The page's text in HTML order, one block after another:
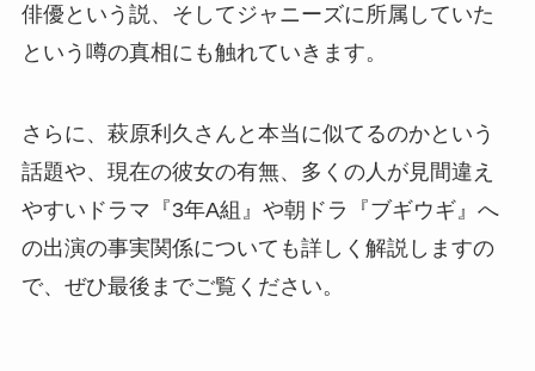
俳優という説、そしてジャニーズに所属していた
という噂の真相にも触れていきます。
さらに、萩原利久さんと本当に似てるのかという
話題や、現在の彼女の有無、多くの人が見間違え
やすいドラマ『3年A組』や朝ドラ『ブギウギ』へ
の出演の事実関係についても詳しく解説しますの
で、ぜひ最後までご覧ください。